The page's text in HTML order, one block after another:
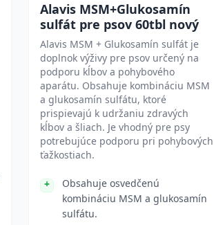
Alavis MSM+Glukosamín
sulfát pre psov 60tbl nový
Alavis MSM + Glukosamín sulfát je
doplnok výživy pre psov určený na
podporu kĺbov a pohybového
aparátu. Obsahuje kombináciu MSM
a glukosamín sulfátu, ktoré
prispievajú k udržaniu zdravých
kĺbov a šliach. Je vhodný pre psy
potrebujúce podporu pri pohybových
ťažkostiach.
Obsahuje osvedčenú
kombináciu MSM a glukosamín
sulfátu.